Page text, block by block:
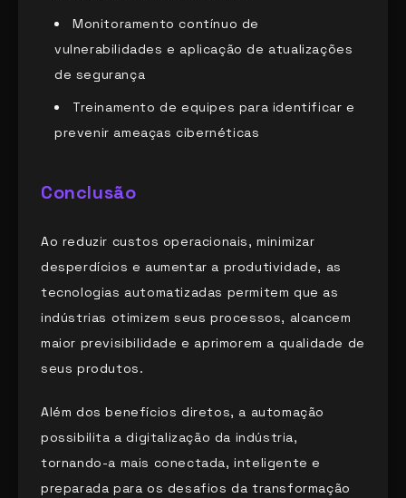
Monitoramento contínuo de
vulnerabilidades e aplicação de atualizações
de segurança
Treinamento de equipes para identificar e
prevenir ameaças cibernéticas
Conclusão
Ao reduzir custos operacionais, minimizar
desperdícios e aumentar a produtividade, as
tecnologias automatizadas permitem que as
indústrias otimizem seus processos, alcancem
maior previsibilidade e aprimorem a qualidade de
seus produtos.
Além dos benefícios diretos, a automação
possibilita a digitalização da indústria,
tornando-a mais conectada, inteligente e
preparada para os desafios da transformação